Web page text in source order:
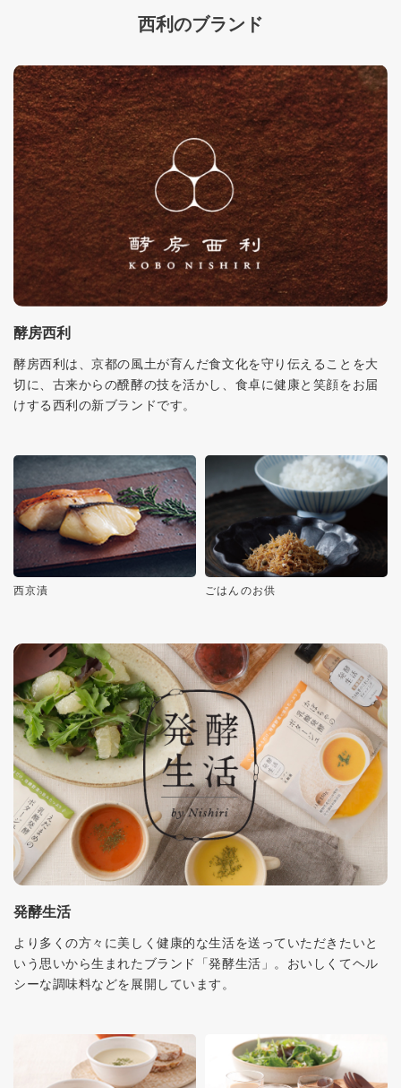
西利のブランド
酵房西利
酵房西利は、京都の風土が育んだ食文化を守り伝えることを大
切に、古来からの醗酵の技を活かし、食卓に健康と笑顔をお届
けする西利の新ブランドです。
西京漬 ごはんのお供
発酵生活
より多くの方々に美しく健康的な生活を送っていただきたいと
いう思いから生まれたブランド「発酵生活」。おいしくてヘル
シーな調味料などを展開しています。